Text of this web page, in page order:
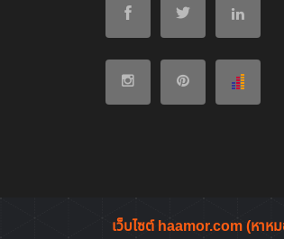
เว็บไซต์ haamor.com (หา